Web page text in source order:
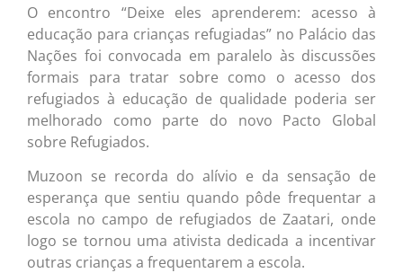
O encontro “Deixe eles aprenderem: acesso à
educação para crianças refugiadas” no Palácio das
Nações foi convocada em paralelo às discussões
formais para tratar sobre como o acesso dos
refugiados à educação de qualidade poderia ser
melhorado como parte do novo Pacto Global
sobre Refugiados.
Muzoon se recorda do alívio e da sensação de
esperança que sentiu quando pôde frequentar a
escola no campo de refugiados de Zaatari, onde
logo se tornou uma ativista dedicada a incentivar
outras crianças a frequentarem a escola.